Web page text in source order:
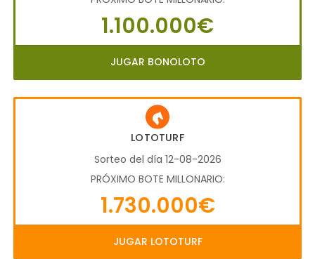
1.100.000€
JUGAR BONOLOTO
LOTOTURF
Sorteo del día 12-08-2026
PRÓXIMO BOTE MILLONARIO:
1.730.000€
JUGAR LOTOTURF